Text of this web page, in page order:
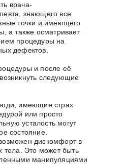
врача-
знающего все
точки и имеющего
а также осматривает
процедуры на
дефектов.
и после её
следующие
имеющие страх
или просто
усталость могут
состояние.
дискомфорт в
тела. Это может быть
манипуляциями